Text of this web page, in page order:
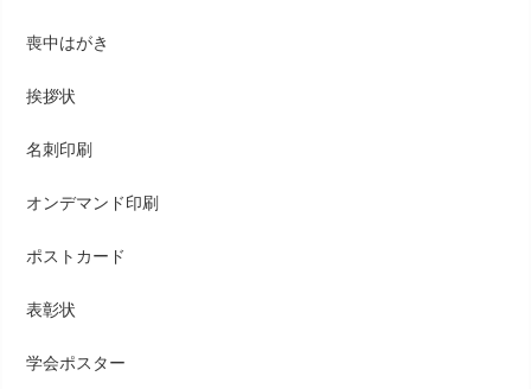
喪中はがき
挨拶状
名刺印刷
オンデマンド印刷
ポストカード
表彰状
学会ポスター